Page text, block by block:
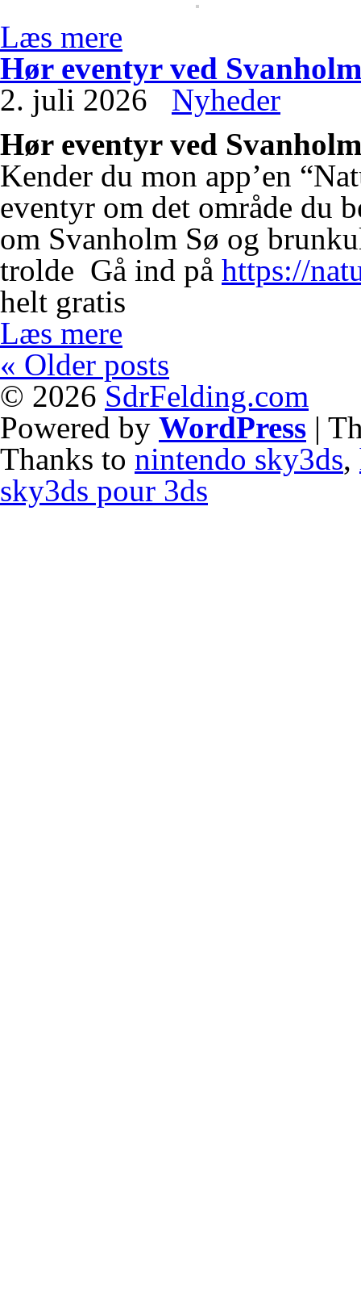
Læs mere
Hør eventyr ved
2. juli 2026
Nyheder
Hør eventyr ved
Kender du mon app’en
eventyr om det område du
om Svanholm Sø og
trolde Gå ind på https://
helt gratis
Læs mere
« Older posts
© 2026 SdrFelding.com
Powered by WordPress |
Thanks to nintendo sky3ds,
sky3ds pour 3ds